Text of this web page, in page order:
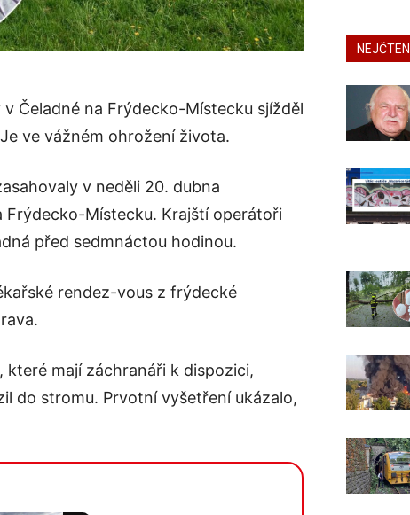
Čeladné na Frýdecko-Místecku sjížděl
ve vážném ohrožení života.
v neděli 20. dubna
Frýdecko-Místecku. Krajští operátoři
před sedmnáctou hodinou.
rendez-vous z frýdecké
mají záchranáři k dispozici,
do stromu. Prvotní vyšetření ukázalo,